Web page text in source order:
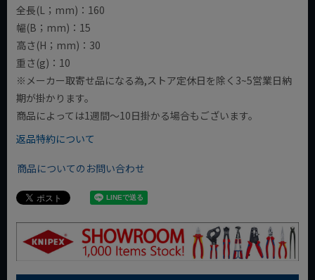
全長(L；mm)：160
幅(B；mm)：15
高さ(H；mm)：30
重さ(g)：10
※メーカー取寄せ品になる為,ストア定休日を除く3~5営業日納
期が掛かります。
商品によっては1週間～10日掛かる場合もございます。
返品特約について
商品についてのお問い合わせ